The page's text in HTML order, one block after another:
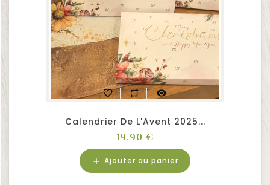
favorite_border repeat visibility
Calendrier De L'Avent 2025...
Prix
19,90 €
add Ajouter au panier